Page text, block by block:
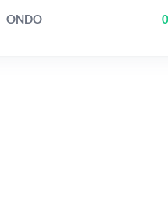
ONDO